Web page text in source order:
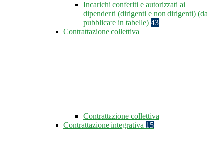
Incarichi conferiti e autorizzati ai
dipendenti (dirigenti e non dirigenti) (da
pubblicare in tabelle) 43
Contrattazione collettiva
Contrattazione collettiva
Contrattazione integrativa 15